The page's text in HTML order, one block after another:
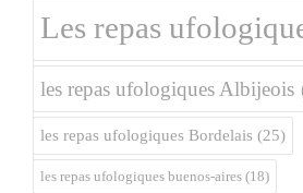
Les repas
les repas ufologiques Albijeois
les repas ufologiques Bordelais (25)
les repas ufologiques buenos-aires (18)